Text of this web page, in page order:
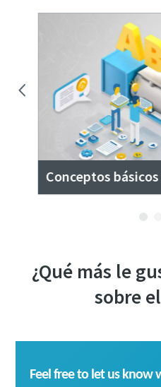
Conceptos
¿Qué más le
sobre